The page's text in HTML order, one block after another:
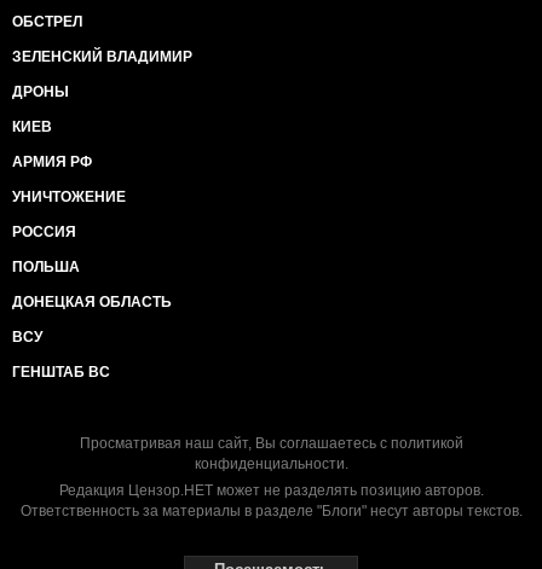
ОБСТРЕЛ
ЗЕЛЕНСКИЙ ВЛАДИМИР
ДРОНЫ
КИЕВ
АРМИЯ РФ
УНИЧТОЖЕНИЕ
РОССИЯ
ПОЛЬША
ДОНЕЦКАЯ ОБЛАСТЬ
ВСУ
ГЕНШТАБ ВС
Просматривая наш сайт, Вы соглашаетесь с политикой
конфиденциальности.
Редакция Цензор.НЕТ может не разделять позицию авторов.
Ответственность за материалы в разделе "Блоги" несут авторы текстов.